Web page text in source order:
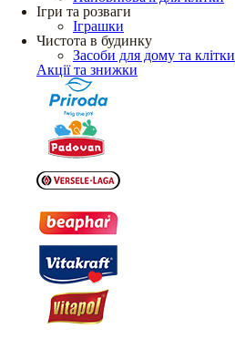
Ігри та розваги
Іграшки
Чистота в будинку
Засоби для дому та клітки
Акції та знижки